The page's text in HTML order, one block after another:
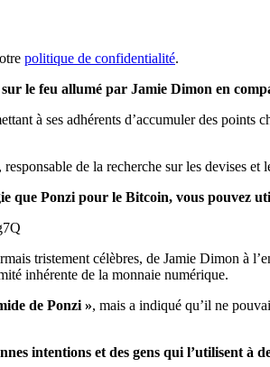
politique de confidentialité.
le feu allumé par Jamie Dimon en
à ses adhérents d’accumuler des points
de la recherche sur les devises et
que Ponzi pour le Bitcoin, vous pouvez
tristement célèbres, de Jamie Dimon à
inhérente de la monnaie numérique.
de Ponzi », mais a indiqué qu’il ne
intentions et des gens qui l’utilisent à